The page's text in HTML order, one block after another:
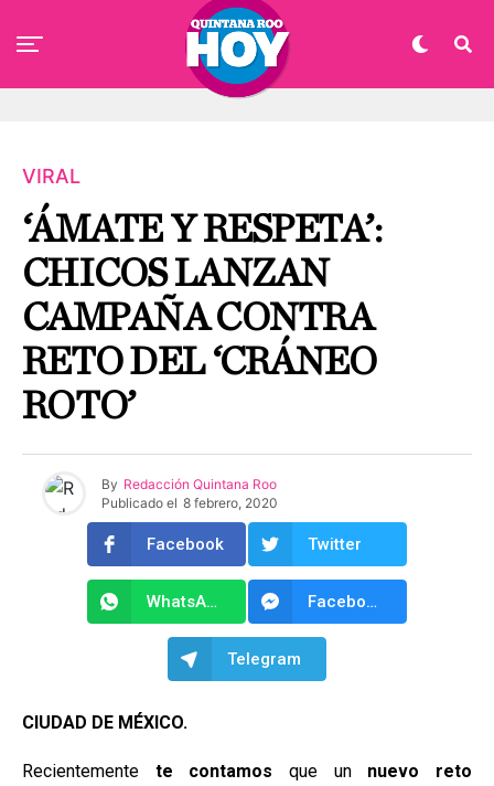
VIRAL
‘ÁMATE Y RESPETA’:
CHICOS LANZAN
CAMPAÑA CONTRA
RETO DEL ‘CRÁNEO
ROTO’
By Redacción Quintana Roo
Publicado el 8 febrero, 2020
Facebook Twitter
WhatsApp Facebook Messenger
Telegram
CIUDAD DE MÉXICO.
Recientemente te contamosque un nuevo reto